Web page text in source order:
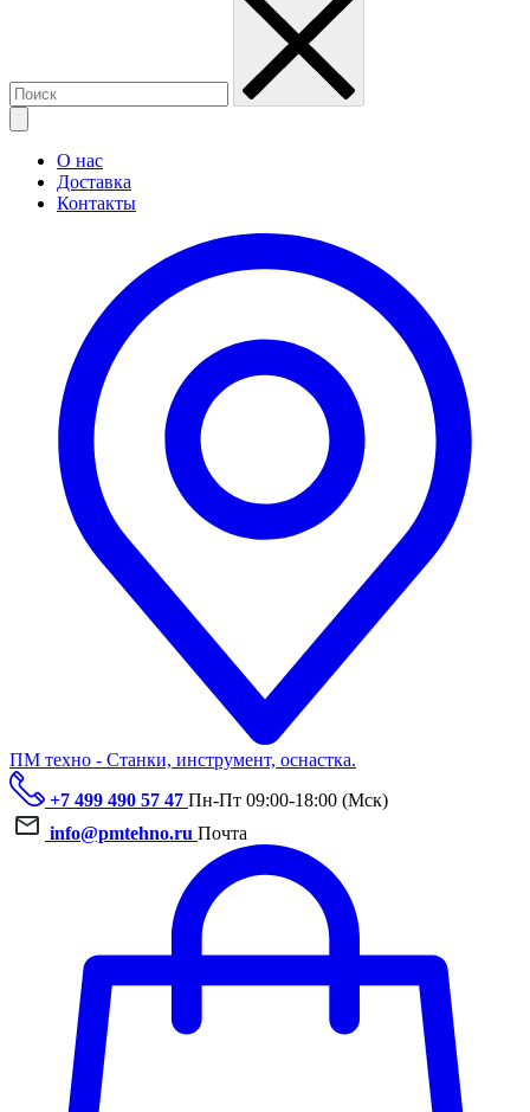
О нас
Доставка
Контакты
ПМ техно - Станки, инструмент, оснастка.
+7 499 490 57 47 Пн-Пт 09:00-18:00 (Мск)
info@pmtehno.ru Почта